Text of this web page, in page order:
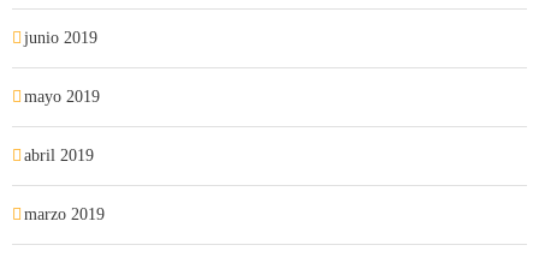
junio 2019
mayo 2019
abril 2019
marzo 2019